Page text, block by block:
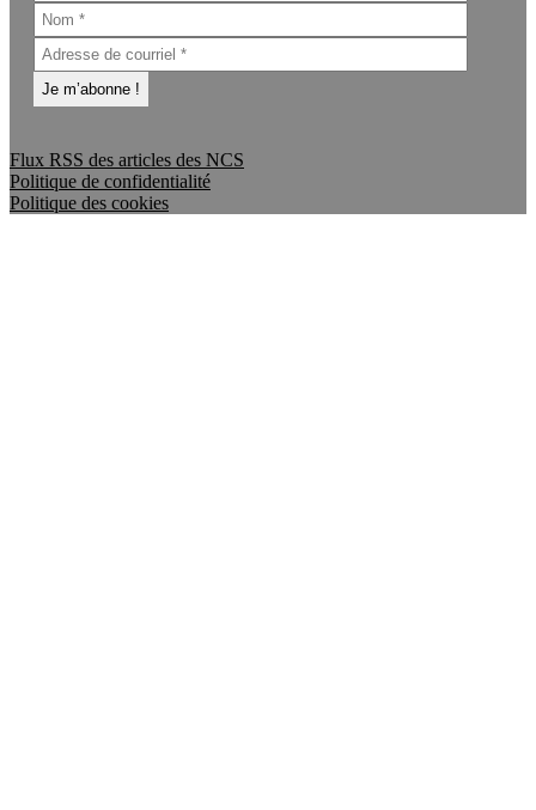
Flux RSS des articles des NCS
Politique de confidentialité
Politique des cookies